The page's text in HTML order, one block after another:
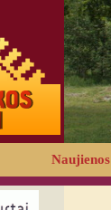
Naujienos